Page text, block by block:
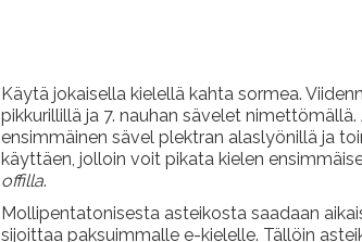
Käytä jokaisella kielellä kahta sormea.
pikkurillillä ja 7. nauhan sävelet
ensimmäinen sävel plektran alaslyönillä ja
käyttäen, jolloin voit pikata kielen
offilla.
Mollipentatonisesta asteikosta saadaan
sijoittaa paksuimmalle e-kielelle. Tällöin